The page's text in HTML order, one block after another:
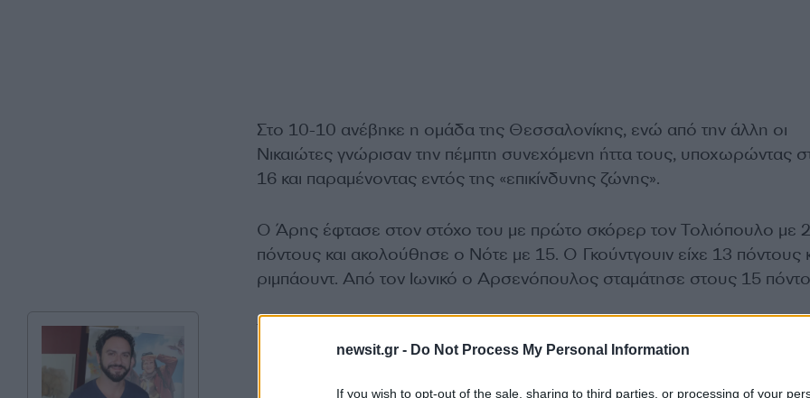
newsit.gr - Do Not Process My Personal Information
If you wish to opt-out of the sale, sharing to third parties, or processing of your
Στο 10-10 ανέβηκε η ομάδα της Θεσσαλονίκης, ενώ από την άλλη οι
Νικαιώτες γνώρισαν την πέμπτη συνεχόμενη ήττα τους, υποχωρώντας
16 και παραμένοντας εντός της «επικίνδυνης ζώνης».
O Άρης έφτασε στον στόχο του με πρώτο σκόρερ τον Τολιόπουλο με
πόντους και ακολούθησε ο Νότε με 15. Ο Γκούντγουιν είχε 13 πόντους
ριμπάουντ. Από τον Ιωνικό ο Αρσενόπουλος σταμάτησε στους 15
Τα δεκάλεπτα: 26-17, 59-34, 86-48, 103-64.